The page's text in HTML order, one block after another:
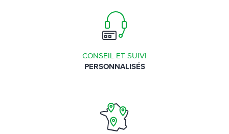
CONSEIL ET SUIVI
PERSONNALISÉS